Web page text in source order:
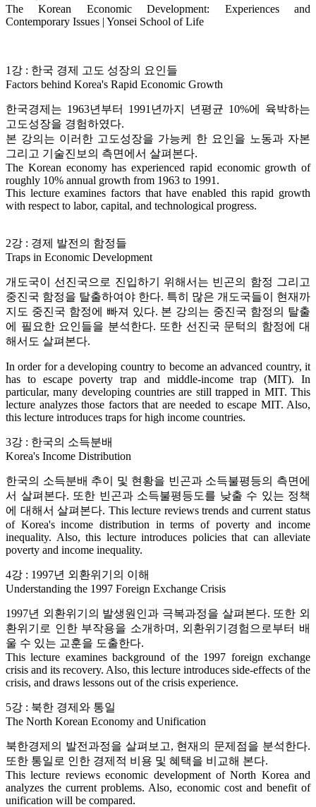
The Korean Economic Development: Experiences and
Contemporary Issues | Yonsei School of Life
1강 : 한국 경제 고도 성장의 요인들
Factors behind Korea's Rapid Economic Growth
한국경제는 1963년부터 1991년까지 년평균 10%에 육박하는
고도성장을 경험하였다.
본 강의는 이러한 고도성장을 가능케 한 요인을 노동과 자본
그리고 기술진보의 측면에서 살펴본다.
The Korean economy has experienced rapid economic growth of
roughly 10% annual growth from 1963 to 1991.
This lecture examines factors that have enabled this rapid growth
with respect to labor, capital, and technological progress.
2강 : 경제 발전의 함정들
Traps in Economic Development
개도국이 선진국으로 진입하기 위해서는 빈곤의 함정 그리고
중진국 함정을 탈출하여야 한다. 특히 많은 개도국들이 현재까
지도 중진국 함정에 빠져 있다. 본 강의는 중진국 함정의 탈출
에 필요한 요인들을 분석한다. 또한 선진국 문턱의 함정에 대
해서도 살펴본다.
In order for a developing country to become an advanced country, it
has to escape poverty trap and middle-income trap (MIT). In
particular, many developing countries are still trapped in MIT. This
lecture analyzes those factors that are needed to escape MIT. Also,
this lecture introduces traps for high income countries.
3강 : 한국의 소득분배
Korea's Income Distribution
한국의 소득분배 추이 및 현황을 빈곤과 소득불평등의 측면에
서 살펴본다. 또한 빈곤과 소득불평등도를 낮출 수 있는 정책
에 대해서 살펴본다. This lecture reviews trends and current status
of Korea's income distribution in terms of poverty and income
inequality. Also, this lecture introduces policies that can alleviate
poverty and income inequality.
4강 : 1997년 외환위기의 이해
Understanding the 1997 Foreign Exchange Crisis
1997년 외환위기의 발생원인과 극복과정을 살펴본다. 또한 외
환위기로 인한 부작용을 소개하며, 외환위기경험으로부터 배
울 수 있는 교훈을 도출한다.
This lecture examines background of the 1997 foreign exchange
crisis and its recovery. Also, this lecture introduces side-effects of the
crisis, and draws lessons out of the crisis experience.
5강 : 북한 경제와 통일
The North Korean Economy and Unification
북한경제의 발전과정을 살펴보고, 현재의 문제점을 분석한다.
또한 통일로 인한 경제적 비용 및 혜택을 비교해 본다.
This lecture reviews economic development of North Korea and
analyzes the current problems. Also, economic cost and benefit of
unification will be compared.